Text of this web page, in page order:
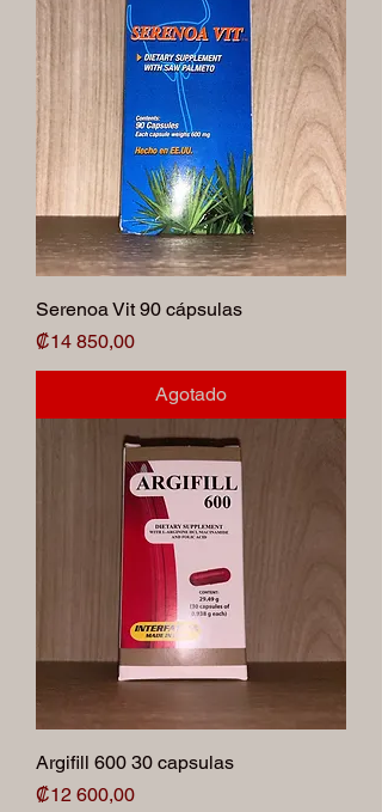
Serenoa Vit 90 cápsulas
Precio
₡14 850,00
Agotado
Argifill 600 30 capsulas
Precio
₡12 600,00